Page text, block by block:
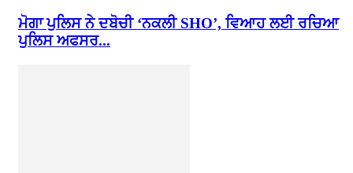
ਮੋਗਾ ਪੁਲਿਸ ਨੇ ਦਬੋਚੀ ‘ਨਕਲੀ SHO’, ਵਿਆਹ ਲਈ ਰਚਿਆ
ਪੁਲਿਸ ਅਫਸਰ...